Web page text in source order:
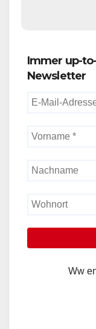
Immer up-
Newsletter
Ww